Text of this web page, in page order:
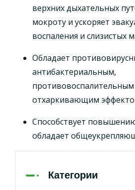
верхних дыхательных
мокроту и ускоряет
воспаления и слизистых
Обладает
антибактериальным,
отхаркивающим
Способствует
обладает
Категории